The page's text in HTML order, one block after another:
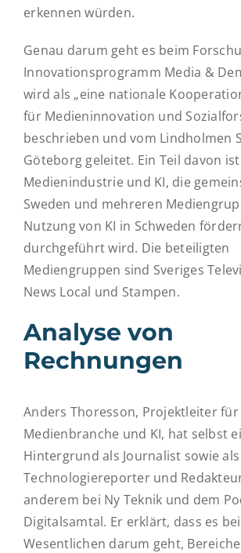
erkennen würden.
Genau darum geht es beim
Innovationsprogramm Media &
wird als „eine nationale
für Medieninnovation und
beschrieben und vom Lindholmen
Göteborg geleitet. Ein Teil davon
Medienindustrie und KI, die
Sweden und mehreren
Nutzung von KI in Schweden
durchgeführt wird. Die beteiligten
Mediengruppen sind Sveriges
News Local und Stampen.
Analyse von
Rechnungen
Anders Thoresson, Projektleiter für
Medienbranche und KI, hat selbst
Hintergrund als Journalist sowie als
Technologiereporter und
anderem bei Ny Teknik und dem
Digitalsamtal. Er erklärt, dass es
Wesentlichen darum geht,